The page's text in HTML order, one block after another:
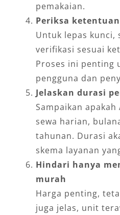
pemakaian.
Periksa
Untuk lepas kunci,
verifikasi sesuai
Proses ini penting
pengguna dan
Jelaskan durasi
Sampaikan
sewa harian,
tahunan. Durasi
skema layanan
Hindari hanya
murah
Harga penting,
juga jelas, unit